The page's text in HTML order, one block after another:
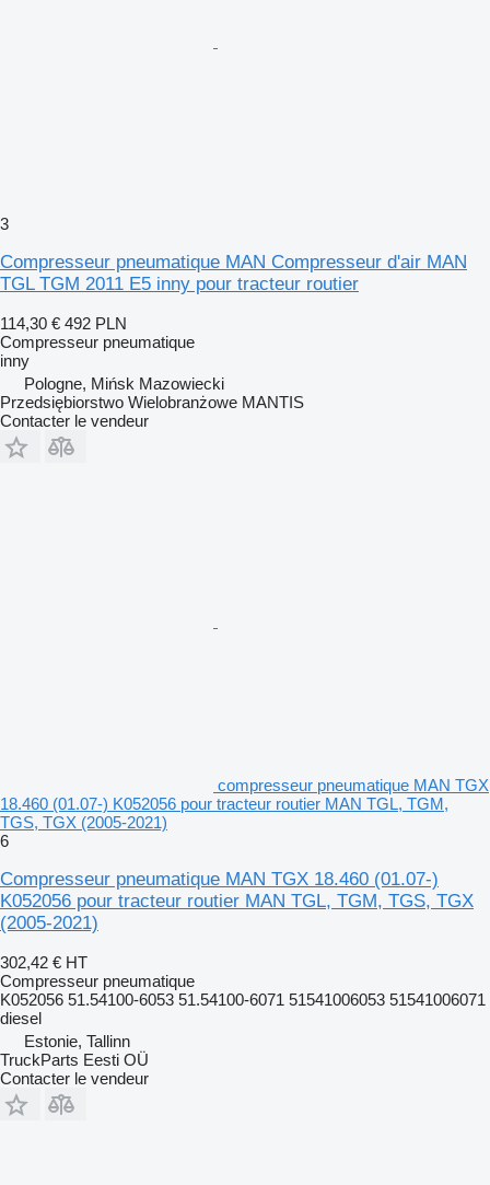
3
Compresseur pneumatique MAN Compresseur d'air MAN
TGL TGM 2011 E5 inny pour tracteur routier
114,30 € 492 PLN
Compresseur pneumatique
inny
Pologne, Mińsk Mazowiecki
Przedsiębiorstwo Wielobranżowe MANTIS
Contacter le vendeur
compresseur pneumatique MAN TGX
18.460 (01.07-) K052056 pour tracteur routier MAN TGL, TGM,
TGS, TGX (2005-2021)
6
Compresseur pneumatique MAN TGX 18.460 (01.07-)
K052056 pour tracteur routier MAN TGL, TGM, TGS, TGX
(2005-2021)
302,42 € HT
Compresseur pneumatique
K052056 51.54100-6053 51.54100-6071 51541006053 51541006071
diesel
Estonie, Tallinn
TruckParts Eesti OÜ
Contacter le vendeur